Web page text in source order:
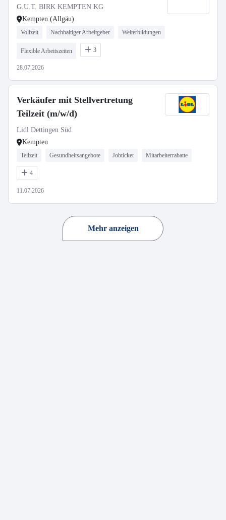
G.U.T. BIRK KEMPTEN KG
Kempten (Allgäu)
Vollzeit Nachhaltiger Arbeitgeber Weiterbildungen
Flexible Arbeitszeiten 3
28.07.2026
Verkäufer mit Stellvertretung
Teilzeit (m/w/d)
Lidl Dettingen Süd
Kempten
Teilzeit Gesundheitsangebote Jobticket Mitarbeiterrabatte
4
11.07.2026
Mehr anzeigen